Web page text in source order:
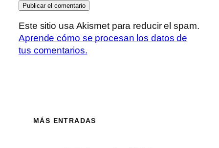
Este sitio usa Akismet para reducir el spam.
Aprende cómo se procesan los datos de
tus comentarios.
MÁS ENTRADAS